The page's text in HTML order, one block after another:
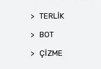
TERLİK
BOT
ÇİZME